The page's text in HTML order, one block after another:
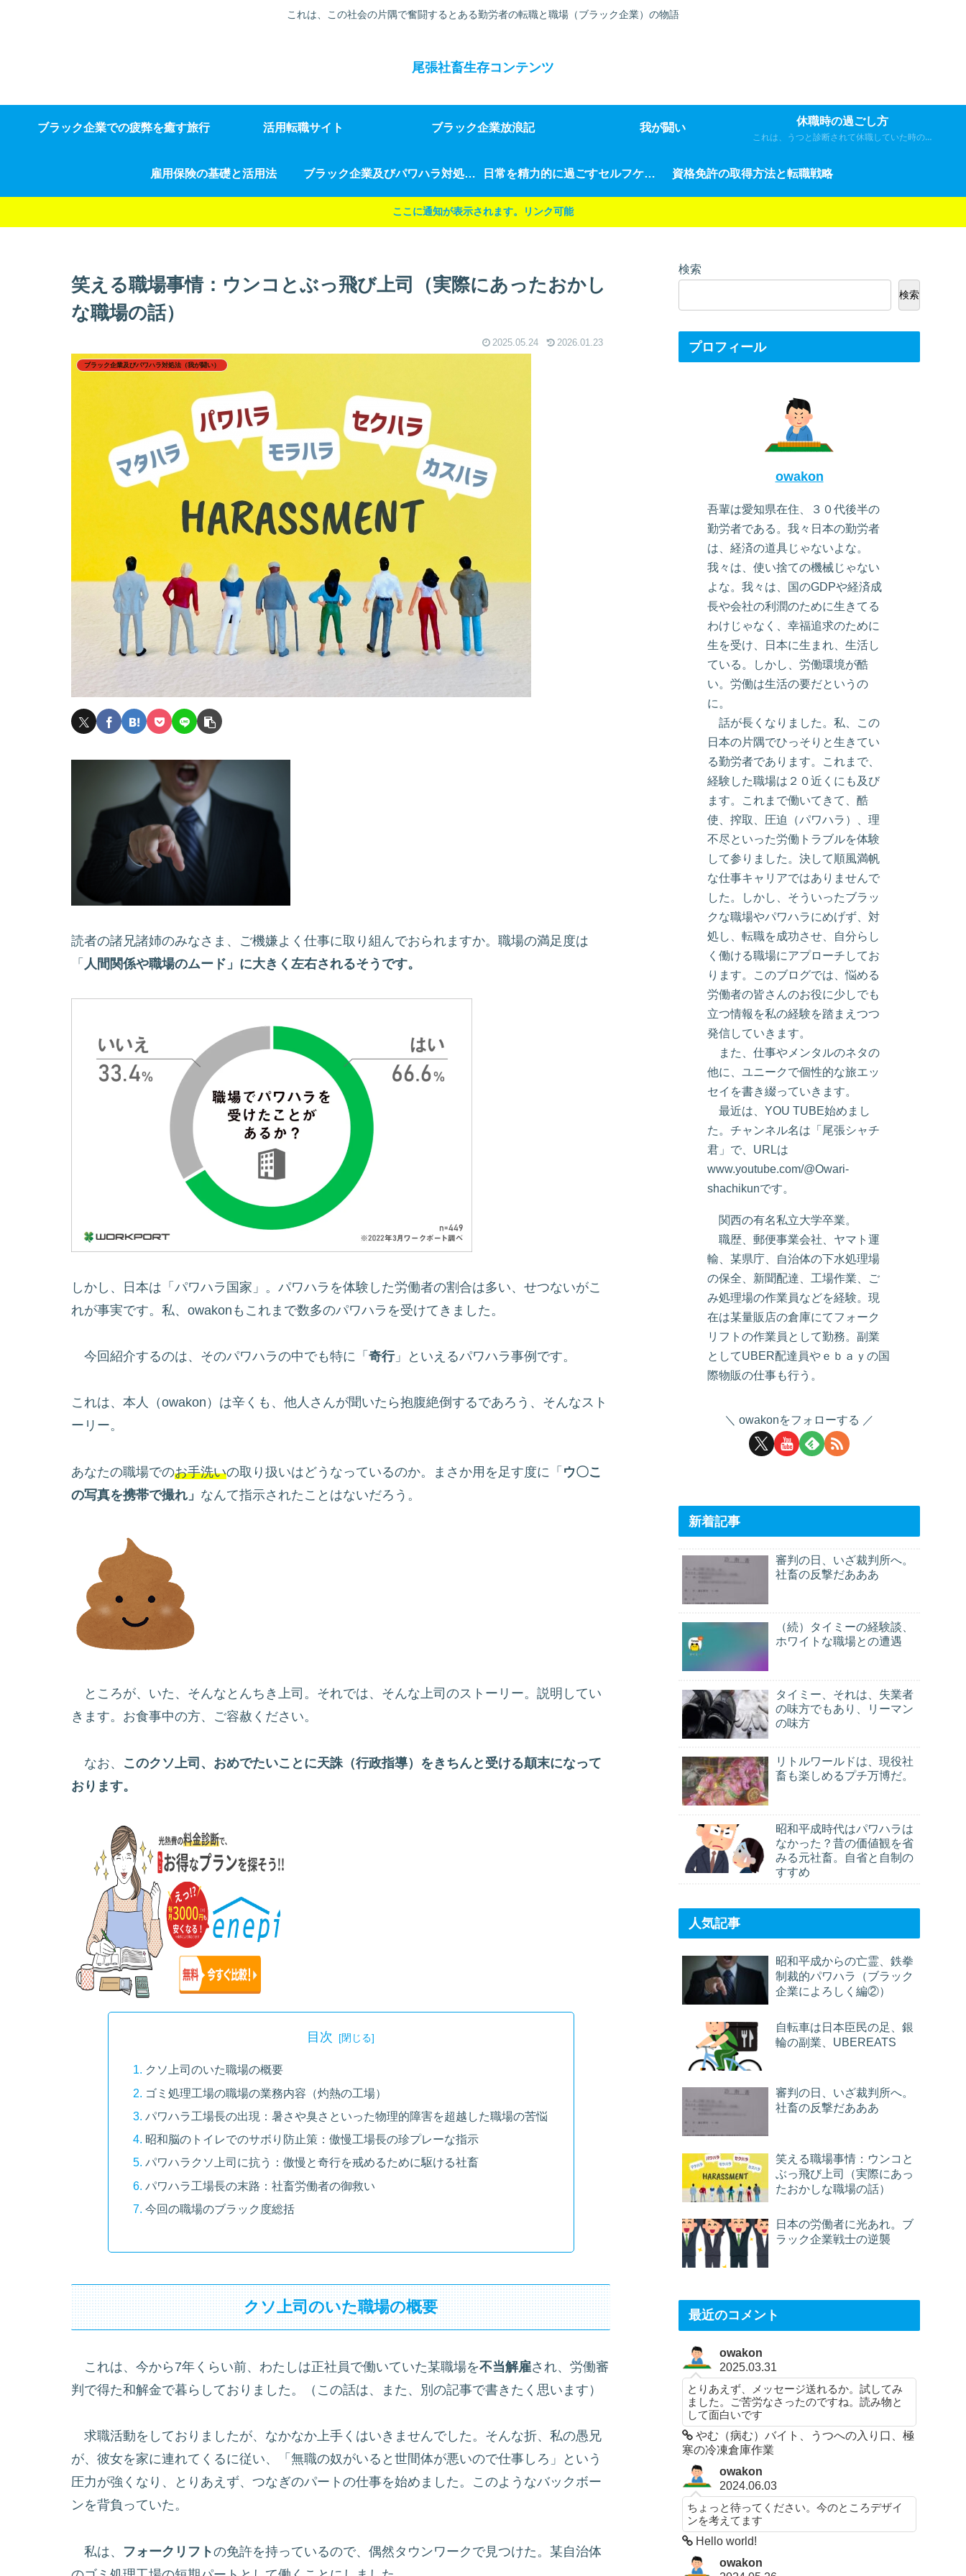
これは、この社会の片隅で奮闘するとある勤労者の転職と職場（ブラック企業）の物語
尾張社畜生存コンテンツ
ブラック企業での疲弊を癒す旅行 活用転職サイト ブラック企業放浪記 我が闘い
休職時の過ごし方
これは、うつと診断されて休職していた時の私の日々の過ごし方について綴りました。
雇用保険の基礎と活用法 ブラック企業及びパワハラ対処法（我が闘い） 日常を精力的に過ごすセルフケアとメンタル改善 資格免許の取得方法と転職戦略
ここに通知が表示されます。リンク可能
笑える職場事情：ウンコとぶっ飛び上司（実際にあったおかし
な職場の話）
2025.05.24 2026.01.23
ブラック企業及びパワハラ対処法（我が闘い）
読者の諸兄諸姉のみなさま、ご機嫌よく仕事に取り組んでおられますか。職場の満足度は
「 人間関係や職場のムード」に大きく左右されるそうです。
しかし、日本は「パワハラ国家」。パワハラを体験した労働者の割合は多い、せつないがこ
れが事実です。私、owakonもこれまで数多のパワハラを受けてきました。
今回紹介するのは、そのパワハラの中でも特に「 奇行」といえるパワハラ事例です。
これは、本人（owakon）は辛くも、他人さんが聞いたら抱腹絶倒するであろう、そんなスト
ーリー。
あなたの職場でのお手洗いの取り扱いはどうなっているのか。まさか用を足す度に「 ウ〇こ
の写真を携帯で撮れ」 なんて指示されたことはないだろう。
ところが、いた、そんなとんちき上司。それでは、そんな上司のストーリー。説明してい
きます。お食事中の方、ご容赦ください。
なお、 このクソ上司、おめでたいことに天誅（行政指導）をきちんと受ける顛末になって
おります。
目次
クソ上司のいた職場の概要
ゴミ処理工場の職場の業務内容（灼熱の工場）
パワハラ工場長の出現：暑さや臭さといった物理的障害を超越した職場の苦悩
昭和脳のトイレでのサボり防止策：傲慢工場長の珍プレーな指示
パワハラクソ上司に抗う：傲慢と奇行を戒めるために駆ける社畜
パワハラ工場長の末路：社畜労働者の御救い
今回の職場のブラック度総括
クソ上司のいた職場の概要
これは、今から7年くらい前、わたしは正社員で働いていた某職場を不当解雇され、労働審
判で得た和解金で暮らしておりました。（この話は、また、別の記事で書きたく思います）
求職活動をしておりましたが、なかなか上手くはいきませんでした。そんな折、私の愚兄
が、彼女を家に連れてくるに従い、「無職の奴がいると世間体が悪いので仕事しろ」という
圧力が強くなり、とりあえず、つなぎのパートの仕事を始めました。このようなバックボー
ンを背負っていた。
私は、 フォークリフトの免許を持っているので、偶然タウンワークで見つけた。某自治体
検索
検索
プロフィール
owakon
吾輩は愛知県在住、３０代後半の
勤労者である。我々日本の勤労者
は、経済の道具じゃないよな。
我々は、使い捨ての機械じゃない
よな。我々は、国のGDPや経済成
長や会社の利潤のために生きてる
わけじゃなく、幸福追求のために
生を受け、日本に生まれ、生活し
ている。しかし、労働環境が酷
い。労働は生活の要だというの
に。
話が長くなりました。私、この
日本の片隅でひっそりと生きてい
る勤労者であります。これまで、
経験した職場は２０近くにも及び
ます。これまで働いてきて、酷
使、搾取、圧迫（パワハラ）、理
不尽といった労働トラブルを体験
して参りました。決して順風満帆
な仕事キャリアではありませんで
した。しかし、そういったブラッ
クな職場やパワハラにめげず、対
処し、転職を成功させ、自分らし
く働ける職場にアプローチしてお
ります。このブログでは、悩める
労働者の皆さんのお役に少しでも
立つ情報を私の経験を踏まえつつ
発信していきます。
また、仕事やメンタルのネタの
他に、ユニークで個性的な旅エッ
セイを書き綴っていきます。
最近は、YOU TUBE始めまし
た。チャンネル名は「尾張シャチ
君」で、URLは
www.youtube.com/@Owari-
shachikunです。
関西の有名私立大学卒業。
職歴、郵便事業会社、ヤマト運
輸、某県庁、自治体の下水処理場
の保全、新聞配達、工場作業、ご
み処理場の作業員などを経験。現
在は某量販店の倉庫にてフォーク
リフトの作業員として勤務。副業
としてUBER配達員やｅｂａｙの国
際物販の仕事も行う。
owakonをフォローする
新着記事
審判の日、いざ裁判所へ。
社畜の反撃だあああ
（続）タイミーの経験談、
ホワイトな職場との遭遇
タイミー、それは、失業者
の味方でもあり、リーマン
の味方
リトルワールドは、現役社
畜も楽しめるプチ万博だ。
昭和平成時代はパワハラは
なかった？昔の価値観を省
みる元社畜。自省と自制の
すすめ
人気記事
昭和平成からの亡霊、鉄拳
制裁的パワハラ（ブラック
企業によろしく編②）
自転車は日本臣民の足、銀
輪の副業、UBEREATS
審判の日、いざ裁判所へ。
社畜の反撃だあああ
笑える職場事情：ウンコと
ぶっ飛び上司（実際にあっ
たおかしな職場の話）
日本の労働者に光あれ。ブ
ラック企業戦士の逆襲
最近のコメント
owakon
2025.03.31
とりあえず、メッセージ送れるか。試してみ
ました。ご苦労なさったのですね。読み物と
して面白いです
やむ（病む）バイト、うつへの入り口、極
寒の冷凍倉庫作業
owakon
2024.06.03
ちょっと待ってください。今のところデザイ
ンを考えてます
Hello world!
owakon